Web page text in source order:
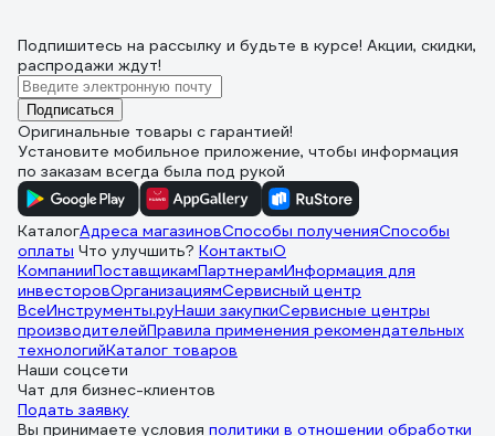
Подпишитесь на рассылку и будьте в курсе! Акции, скидки,
распродажи ждут!
Подписаться
Оригинальные товары с гарантией!
Установите мобильное приложение, чтобы информация
по заказам всегда была под рукой
КаталогАдреса магазиновСпособы полученияСпособы
оплаты Что улучшить? КонтактыО
КомпанииПоставщикамПартнерамИнформация для
инвесторовОрганизациямСервисный центр
ВсеИнструменты.руНаши закупкиСервисные центры
производителейПравила применения рекомендательных
технологийКаталог товаров
Наши соцсети
Чат для бизнес-клиентов
Подать заявку
Вы принимаете условия политики в отношении обработки